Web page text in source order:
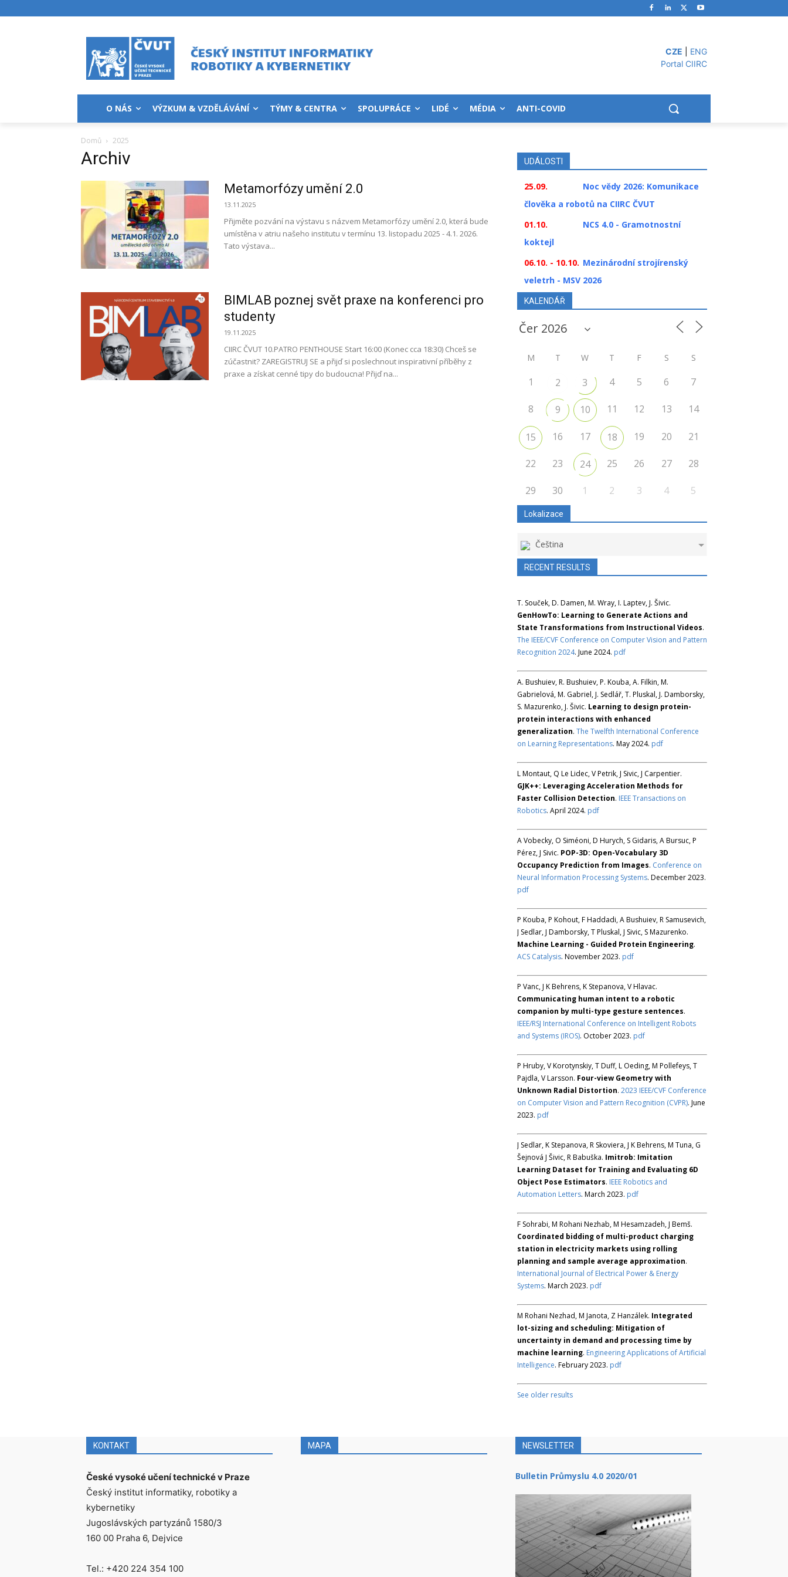
CZE
ENG
Portal CIIRC
O NÁS VÝZKUM & VZDĚLÁVÁNÍ TÝMY & CENTRA SPOLUPRÁCE LIDÉ MÉDIA ANTI-COVID
Domů 2025
Archiv
Metamorfózy umění 2.0
13.11.2025
Přijměte pozvání na výstavu s názvem Metamorfózy umění 2.0, která bude
umístěna v atriu našeho institutu v termínu 13. listopadu 2025 - 4.1. 2026.
Tato výstava...
BIMLAB poznej svět praxe na konferenci pro
studenty
19.11.2025
CIIRC ČVUT 10.PATRO PENTHOUSE Start 16:00 (Konec cca 18:30) Chceš se
zúčastnit? ZAREGISTRUJ SE a přijď si poslechnout inspirativní příběhy z
praxe a získat cenné tipy do budoucna! Přijď na...
UDÁLOSTI
25.09.
Noc vědy 2026: Komunikace
člověka a robotů na CIIRC ČVUT
01.10.
NCS 4.0 - Gramotnostní
koktejl
06.10. - 10.10. Mezinárodní strojírenský
veletrh - MSV 2026
KALENDÁŘ
M T W T F S S
1 2 3 4 5 6 7
8 9 10 11 12 13 14
15 16 17 18 19 20 21
22 23 24 25 26 27 28
29 30 1 2 3 4 5
Lokalizace
Čeština
RECENT RESULTS
T. Souček, D. Damen, M. Wray, I. Laptev, J. Šivic.
GenHowTo: Learning to Generate Actions and
State Transformations from Instructional Videos.
The IEEE/CVF Conference on Computer Vision and Pattern
Recognition 2024. June 2024. pdf
A. Bushuiev, R. Bushuiev, P. Kouba, A. Filkin, M.
Gabrielová, M. Gabriel, J. Sedlář, T. Pluskal, J. Damborsky,
S. Mazurenko, J. Šivic. Learning to design protein-
protein interactions with enhanced
generalization. The Twelfth International Conference
on Learning Representations. May 2024. pdf
L Montaut, Q Le Lidec, V Petrik, J Sivic, J Carpentier.
GJK++: Leveraging Acceleration Methods for
Faster Collision Detection. IEEE Transactions on
Robotics. April 2024. pdf
A Vobecky, O Siméoni, D Hurych, S Gidaris, A Bursuc, P
Pérez, J Sivic. POP-3D: Open-Vocabulary 3D
Occupancy Prediction from Images. Conference on
Neural Information Processing Systems. December 2023.
pdf
P Kouba, P Kohout, F Haddadi, A Bushuiev, R Samusevich,
J Sedlar, J Damborsky, T Pluskal, J Sivic, S Mazurenko.
Machine Learning - Guided Protein Engineering.
ACS Catalysis. November 2023. pdf
P Vanc, J K Behrens, K Stepanova, V Hlavac.
Communicating human intent to a robotic
companion by multi-type gesture sentences.
IEEE/RSJ International Conference on Intelligent Robots
and Systems (IROS). October 2023. pdf
P Hruby, V Korotynskiy, T Duff, L Oeding, M Pollefeys, T
Pajdla, V Larsson. Four-view Geometry with
Unknown Radial Distortion. 2023 IEEE/CVF Conference
on Computer Vision and Pattern Recognition (CVPR). June
2023. pdf
J Sedlar, K Stepanova, R Skoviera, J K Behrens, M Tuna, G
Šejnová J Šivic, R Babuška. Imitrob: Imitation
Learning Dataset for Training and Evaluating 6D
Object Pose Estimators. IEEE Robotics and
Automation Letters. March 2023. pdf
F Sohrabi, M Rohani Nezhab, M Hesamzadeh, J Bemš.
Coordinated bidding of multi-product charging
station in electricity markets using rolling
planning and sample average approximation.
International Journal of Electrical Power & Energy
Systems. March 2023. pdf
M Rohani Nezhad, M Janota, Z Hanzálek. Integrated
lot-sizing and scheduling: Mitigation of
uncertainty in demand and processing time by
machine learning. Engineering Applications of Artificial
Intelligence. February 2023. pdf
See older results
KONTAKT
České vysoké učení technické v Praze
Český institut informatiky, robotiky a
kybernetiky
Jugoslávských partyzánů 1580/3
160 00 Praha 6, Dejvice
Tel.: +420 224 354 100
MAPA NEWSLETTER
Bulletin Průmyslu 4.0 2020/01